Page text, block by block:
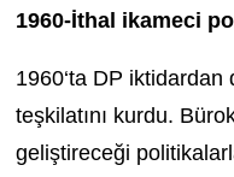
1960-İthal ikameci
1960‘ta DP
teşkilatını kurdu.
geliştireceği